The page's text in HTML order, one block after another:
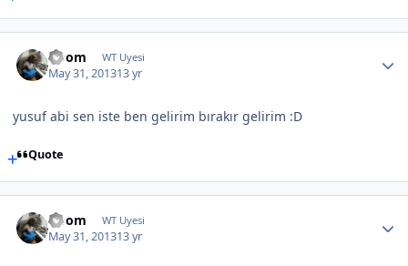
Doom WT Uyesi
May 31, 201313 yr
yusuf abi sen iste ben gelirim bırakır gelirim :D
Quote
Doom WT Uyesi
May 31, 201313 yr